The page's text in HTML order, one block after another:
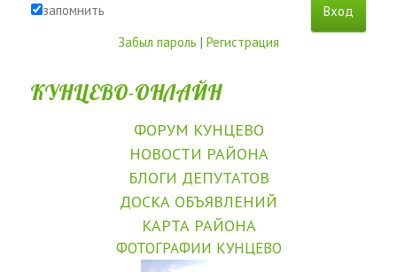
запомнить
Забыл пароль | Регистрация
КУНЦЕВО-ОНЛАЙН
ФОРУМ КУНЦЕВО
НОВОСТИ РАЙОНА
БЛОГИ ДЕПУТАТОВ
ДОСКА ОБЪЯВЛЕНИЙ
КАРТА РАЙОНА
ФОТОГРАФИИ КУНЦЕВО